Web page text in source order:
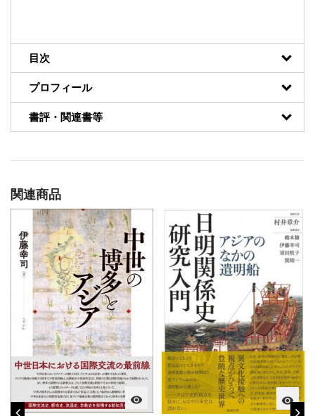
目次
プロフィール
書評・関連書等
関連商品
visibility visibility